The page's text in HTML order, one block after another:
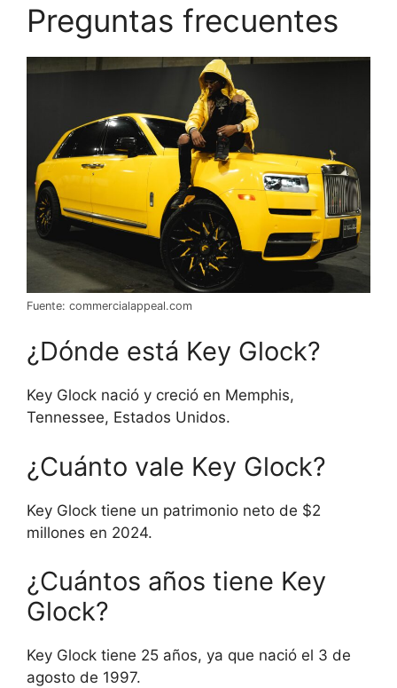
Preguntas frecuentes
Fuente: commercialappeal.com
¿Dónde está Key Glock?
Key Glock nació y creció en Memphis,
Tennessee, Estados Unidos.
¿Cuánto vale Key Glock?
Key Glock tiene un patrimonio neto de $2
millones en 2024.
¿Cuántos años tiene Key
Glock?
Key Glock tiene 25 años, ya que nació el 3 de
agosto de 1997.